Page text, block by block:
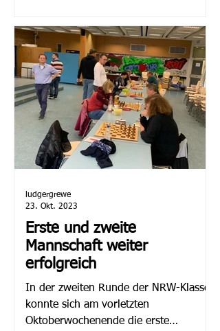
Erste und zweite
Mannschaft weiter
erfolgreich
In der zweiten Runde der NRW-Klasse
konnte sich am vorletzten
Oktoberwochenende die erste
ludgergrewe
23. Okt. 2023